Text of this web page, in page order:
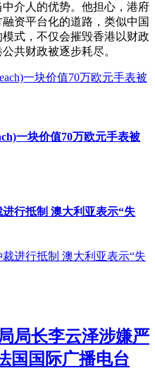
介人的优势。他担心，港府
资平台化的道路，类似中国
式，不仅会摧毁香港以财政
共财政被逐步耗尽。
一块价值70万欧元手表被
行抵制 澳大利亚表示“失
局长李云泽涉嫌严
国国际广播电台